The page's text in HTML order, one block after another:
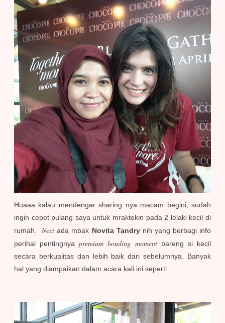
Huaaa kalau mendengar sharing nya macam begini, sudah
ingin cepet pulang saya untuk mraktekin pada 2 lelaki kecil di
rumah.Next ada mbak Novita Tandrynih yang berbagi info
perihal pentingnyapremium bonding moment bareng si kecil
secara berkualitas dan lebih baik dari sebelumnya. Banyak
hal yang diampaikan dalam acara kali ini seperti :